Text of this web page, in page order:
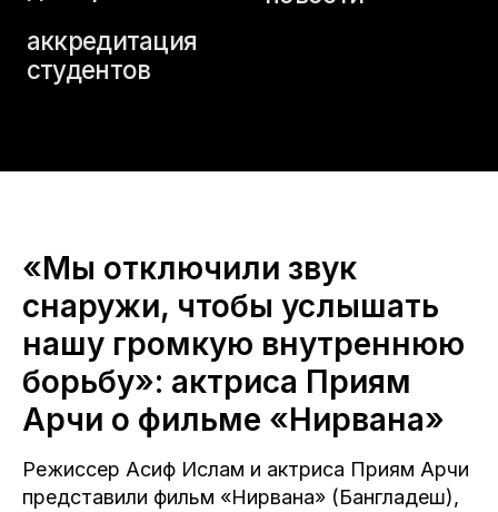
«Мы отключили звук
снаружи, чтобы услышать
нашу громкую внутреннюю
борьбу»: актриса Приям
Арчи о фильме «Нирвана»
Режиссер Асиф Ислам и актриса Приям Арчи
представили фильм «Нирвана» (Бангладеш),